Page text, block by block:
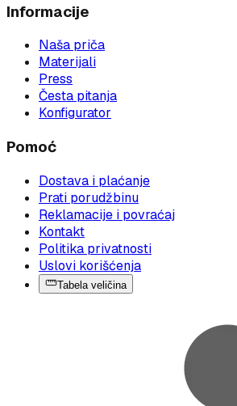
Informacije
Naša priča
Materijali
Press
Česta pitanja
Konfigurator
Pomoć
Dostava i plaćanje
Prati porudžbinu
Reklamacije i povraćaj
Kontakt
Politika privatnosti
Uslovi korišćenja
Tabela veličina